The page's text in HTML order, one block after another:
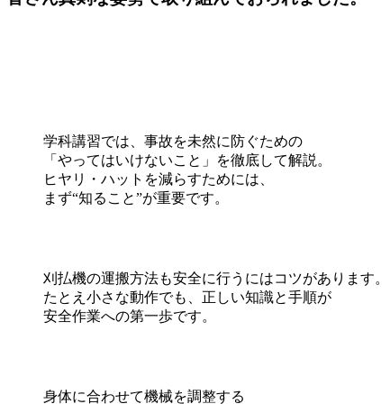
学科講習では、事故を未然に防ぐための
「やってはいけないこと」を徹底して解説。
ヒヤリ・ハットを減らすためには、
まず“知ること”が重要です。
刈払機の運搬方法も安全に行うにはコツがあります。
たとえ小さな動作でも、正しい知識と手順が
安全作業への第一歩です。
身体に合わせて機械を調整する